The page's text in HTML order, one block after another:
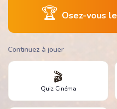
🏆 Osez-vous
Continuez à jouer
🎬
Quiz Cinéma